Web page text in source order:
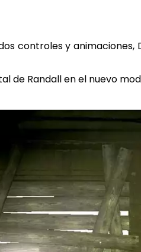
controles y
Randall en el nuevo